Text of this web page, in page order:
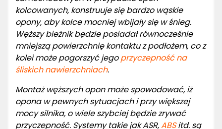
kolcowanych, konstruuje się bardzo wąskie
opony, aby kolce mocniej wbijały się w śnieg.
Węższy bieżnik będzie posiadał równocześnie
mniejszą powierzchnię kontaktu z podłożem, co z
kolei może pogorszyć jegoprzyczepność na
śliskich nawierzchniach.
Montaż węższych opon może spowodować, iż
opona w pewnych sytuacjach i przy większej
mocy silnika, o wiele szybciej będzie zrywać
przyczepność. Systemy takie jak ASR,ABSitd. są